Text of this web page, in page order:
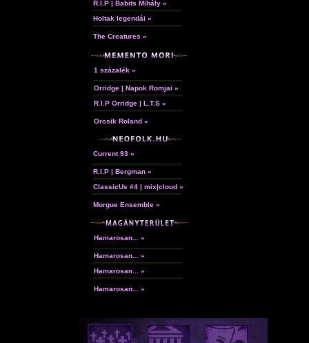
R.I.P | Babits Mihály »
Holtak legendái »
The Creatures »
1 százalék »
Orridge | Napok Romjai »
R.I.P Orridge | L.T.S »
Orcsik Roland »
Current 93 »
R.I.P | Bergman »
ClassicUs #4 | mix|cloud »
Morgue Ensemble »
Hamarosan... »
Hamarosan... »
Hamarosan... »
Hamarosan... »